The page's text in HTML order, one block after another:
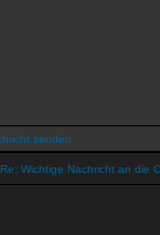
Re: Wichtige Nachricht an die